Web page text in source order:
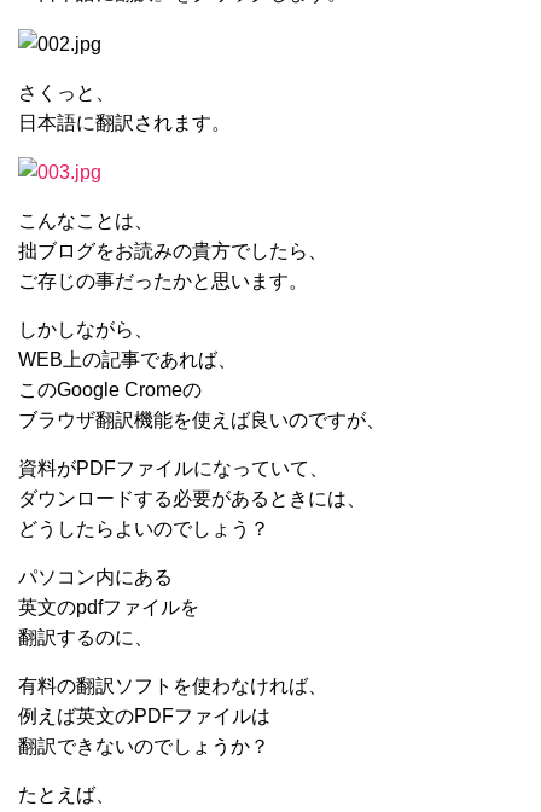
さくっと、
日本語に翻訳されます。
こんなことは、
拙ブログをお読みの貴方でしたら、
ご存じの事だったかと思います。
しかしながら、
WEB上の記事であれば、
このGoogle Cromeの
ブラウザ翻訳機能を使えば良いのですが、
資料がPDFファイルになっていて、
ダウンロードする必要があるときには、
どうしたらよいのでしょう？
パソコン内にある
英文のpdfファイルを
翻訳するのに、
有料の翻訳ソフトを使わなければ、
例えば英文のPDFファイルは
翻訳できないのでしょうか？
たとえば、